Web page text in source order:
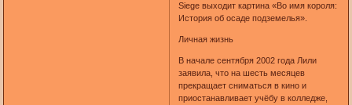
Siege выходит картина «Во имя короля:
История об осаде подземелья».
Личная жизнь
В начале сентября 2002 года Лили
заявила, что на шесть месяцев
прекращает сниматься в кино и
приостанавливает учёбу в колледже,